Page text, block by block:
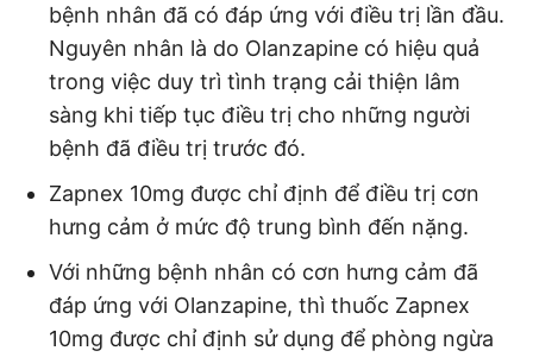
bệnh nhân đã có đáp ứng với điều trị lần đầu.
Nguyên nhân là do Olanzapine có hiệu quả
trong việc duy trì tình trạng cải thiện lâm
sàng khi tiếp tục điều trị cho những người
bệnh đã điều trị trước đó.
Zapnex 10mg được chỉ định để điều trị cơn
hưng cảm ở mức độ trung bình đến nặng.
Với những bệnh nhân có cơn hưng cảm đã
đáp ứng với Olanzapine, thì thuốc Zapnex
10mg được chỉ định sử dụng để phòng ngừa